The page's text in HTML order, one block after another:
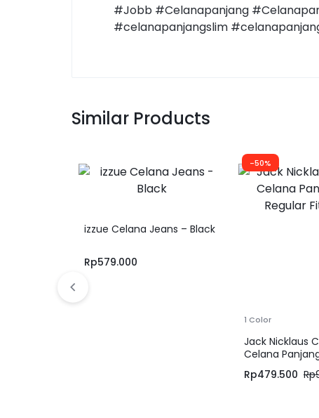
#Jobb #Celanapanjang
#celanapanjangslim
Similar Products
izzue Celana Jeans – Black
Rp579.000
-50%
1 Color
Jack Nicklaus
Celana
Rp479.500 Rp